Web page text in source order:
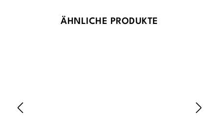
Produktgalerie überspringen
ÄHNLICHE PRODUKTE